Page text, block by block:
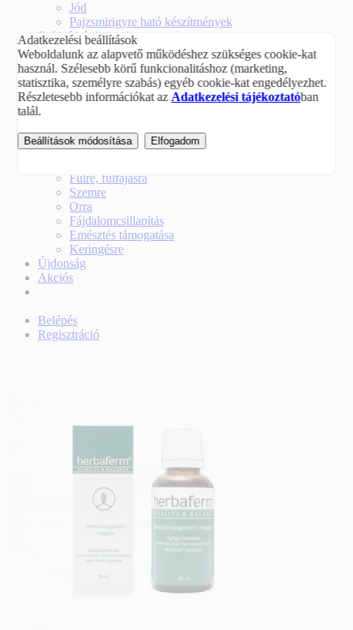
Jód
Pajzsmirigyre ható készítmények
Szépség és hangulat
Hajerősítő, körömerősítő, bőrápoló vitaminok
Hangulatjavító, stresszoldó vitaminok
Szépségvitaminok
Magnézium pótlás
Vaspótlás
Súlycsökkentés
Fülre, fülfájásra
Szemre
Orra
Fájdalomcsillapítás
Emésztés támogatása
Keringésre
Újdonság
Akciós
Belépés
Regisztráció
Adatkezelési beállítások
Weboldalunk az alapvető működéshez szükséges cookie-kat
használ. Szélesebb körű funkcionalitáshoz (marketing,
statisztika, személyre szabás) egyéb cookie-kat engedélyezhet.
Részletesebb információkat az Adatkezelési tájékoztatóban
talál.
Beállítások módosítása Elfogadom